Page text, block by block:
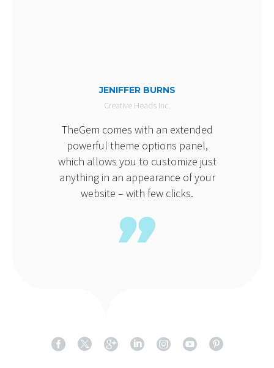
JENIFFER BURNS
Creative Heads Inc.
TheGem comes with an extended
powerful theme options panel,
which allows you to customize just
anything in an appearance of your
website – with few clicks.